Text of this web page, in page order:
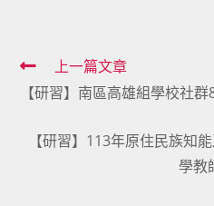
Read
more
上一篇文章
【研習】南區高雄組學校社
【研習】113年原住民族知
學教